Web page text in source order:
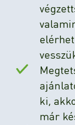
ki,
már